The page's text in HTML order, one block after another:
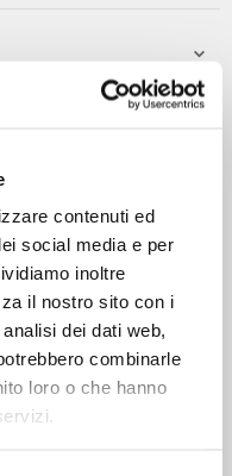
contenuti ed
social media e per
inoltre
il nostro sito con i
dei dati web,
combinarle
loro o che hanno